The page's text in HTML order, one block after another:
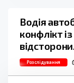
Водія
конфлікт
Розслідування